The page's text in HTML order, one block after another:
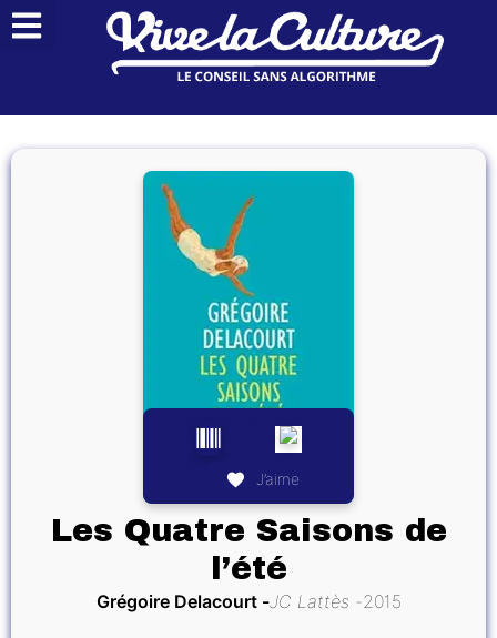
J’aime
Les Quatre Saisons de
l’été
Grégoire Delacourt JC Lattès 2015